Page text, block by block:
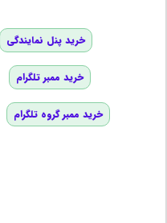
خرید پنل نمایندگی
خرید ممبر تلگرام
خرید ممبر گروه تلگرام